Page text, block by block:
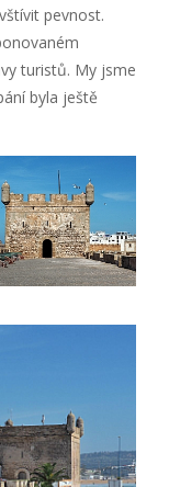
pevnost.
turistů. My jsme
byla ještě